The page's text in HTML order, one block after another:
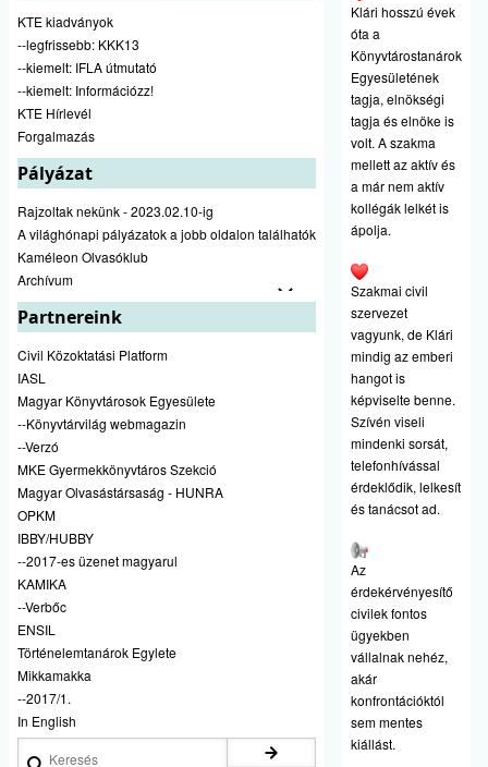
KTE kiadványok
--legfrissebb: KKK13
--kiemelt: IFLA útmutató
--kiemelt: Információzz!
KTE Hírlevél
Forgalmazás
Pályázat
Rajzoltak nekünk - 2023.02.10-ig
A világhónapi pályázatok a jobb oldalon találhatók
Kaméleon Olvasóklub
Archívum
Partnereink
Civil Közoktatási Platform
IASL
Magyar Könyvtárosok Egyesülete
--Könyvtárvilág webmagazin
--Verzó
MKE Gyermekkönyvtáros Szekció
Magyar Olvasástársaság - HUNRA
OPKM
IBBY/HUBBY
--2017-es üzenet magyarul
KAMIKA
--Verbőc
ENSIL
Történelemtanárok Egylete
Mikkamakka
--2017/1.
In English
Klári hosszú évek
óta a
Könyvtárostanárok
Egyesületének
tagja, elnökségi
tagja és elnöke is
volt. A szakma
mellett az aktív és
a már nem aktív
kollégák lelkét is
ápolja.
Szakmai civil
szervezet
vagyunk, de Klári
mindig az emberi
hangot is
képviselte benne.
Szívén viseli
mindenki sorsát,
telefonhívással
érdeklődik, lelkesít
és tanácsot ad.
Az
érdekérvényesítő
civilek fontos
ügyekben
vállalnak nehéz,
akár
konfrontációktól
sem mentes
kiállást.